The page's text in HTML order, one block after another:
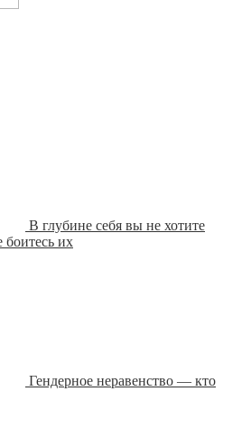
В глубине себя вы не хотите
их
Гендерное неравенство — кто